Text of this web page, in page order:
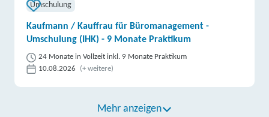
Umschulung
Kaufmann / Kauffrau für Büromanagement -
Umschulung (IHK) - 9 Monate Praktikum
24 Monate in Vollzeit inkl. 9 Monate Praktikum
10.08.2026
(+ weitere)
Mehr anzeigen